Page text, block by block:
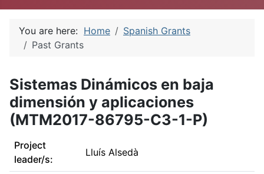
You are here: Home
Spanish Grants
Past Grants
Sistemas Dinámicos en baja
dimensión y aplicaciones
(MTM2017-86795-C3-1-P)
Project
leader/s:
Lluís Alsedà